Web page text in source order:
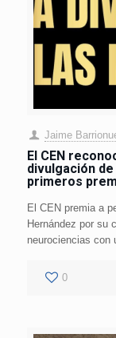
Jaime
El CEN
divulgación
primeros
El CEN premia a
Hernández por su
neurociencias con
0